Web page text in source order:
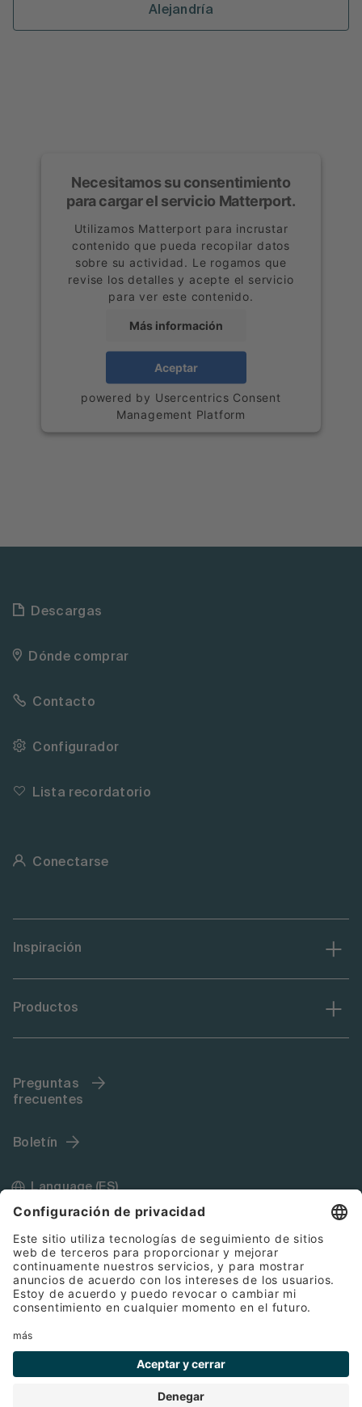
Alejandría
Necesitamos su consentimiento
para cargar el servicio Matterport.
Utilizamos Matterport para incrustar
contenido que pueda recopilar datos
sobre su actividad. Le rogamos que
revise los detalles y acepte el servicio
para ver este contenido.
Más información
Aceptar
powered by Usercentrics Consent
Management Platform
Descargas
Dónde comprar
Contacto
Configurador
Lista recordatorio
Conectarse
Inspiración
Productos
Preguntas
frecuentes
Boletín
Language (ES)
Impressum
Protección de datos